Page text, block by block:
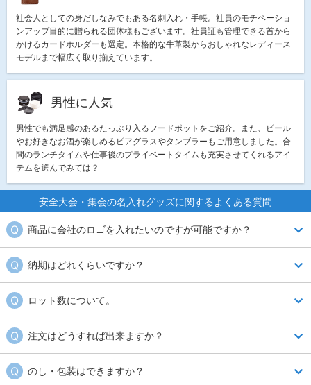
社会人としての身だしなみでもある名刺入れ・手帳。社員のモチベーショ
ンアップ目的に贈られる団体様もございます。社員証も管理できる首から
かけるカードホルダーも選定。本格的な牛革製からおしゃれなレディース
モデルまで幅広く取り揃えています。
男性に人気
男性でも満足感のあるたっぷり入るフードポットをご紹介。また、ビール
やお好きなお酒が楽しめるビアグラスやタンブラーもご用意しました。合
間のランチタイムや仕事後のプライベートタイムも充実させてくれるアイ
テムを選んでみては？
安全大会・集会の名入れグッズに関するよくある質問
商品に会社のロゴを入れたいのですが可能ですか？
はい、可能です。ロゴマークに限らず、イラストなどもデータをご支給
いただければ対応いたします。データ形式については、Illustratorのア
ウトライン化されたデータ、または高解像度の画像をご準備ください。
納期はどれくらいですか？
名入れをする場合、校正（デザインやレイアウト）の打ち合わせもある
ため、少なくとも1ヶ月は余裕をもってご検討ください。商品によって
納期は異なってまいりますので、各商品の納期欄にてご確認ください。
なお、お急ぎ納品をご希望の場合は、名入れ工場の混み具合等により標
準納期を短縮する事が可能な場合もあります。スタッフまでお問い合わ
せください。
ロット数について。
記念品に名入れをする場合には、最低ロット数が定められています。各
商品ページにてご確認ください。また記念品工房では、ご注文いただく
数量によって割引価格が変動いたします。具体的な割引価格は、各商品
ページにてご確認いただけます。
注文はどうすれば出来ますか？
ご注文は、各商品ページにあるご注文フォーム、またはFAXで承ってお
ります。のし・包装はできますか？